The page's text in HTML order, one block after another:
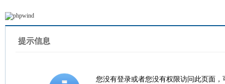
提示信息
您没有登录或者您没有权限访问此页面